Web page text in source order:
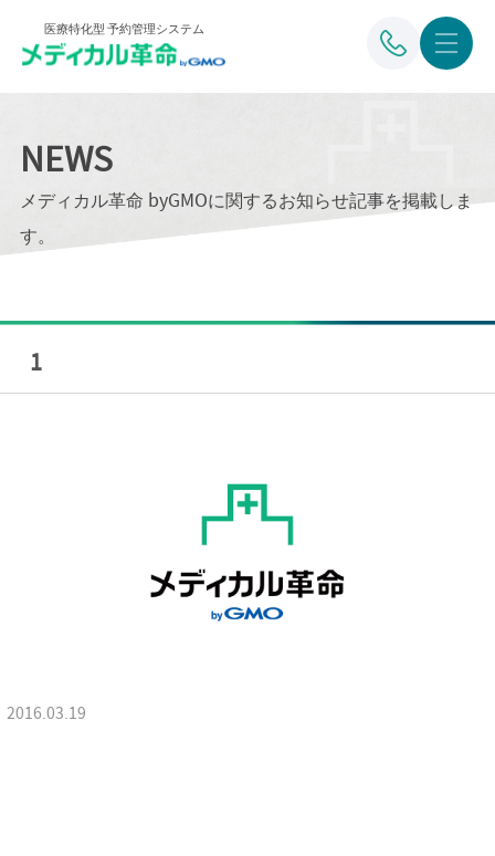
医療特化型 予約管理システム
NEWS
メディカル革命 byGMOに関するお知らせ記事を掲載しま
す。
1
2016.03.19